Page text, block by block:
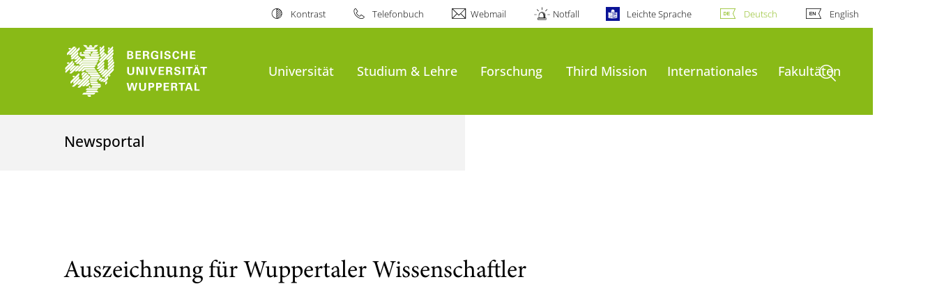
Kontrast Telefonbuch Webmail Notfall Leichte Sprache Deutsch English
Universität Studium & Lehre Forschung Third Mission Internationales FakultätenSuche öffnen
Newsportal
Auszeichnung für Wuppertaler Wissenschaftler